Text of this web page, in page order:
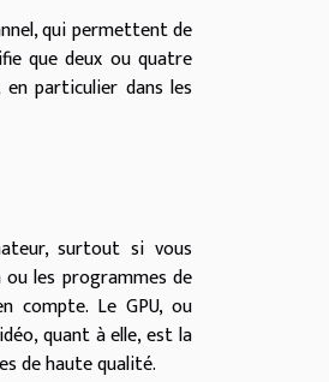
qui permettent de
que deux ou quatre
particulier dans les
surtout si vous
les programmes de
compte. Le GPU, ou
quant à elle, est la
de haute qualité.